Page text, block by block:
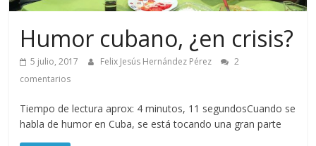
Humor cubano, ¿en crisis?
5 julio, 2017 Felix Jesús Hernández Pérez
2
comentarios
Tiempo de lectura aprox: 4 minutos, 11 segundosCuando se
habla de humor en Cuba, se está tocando una gran parte